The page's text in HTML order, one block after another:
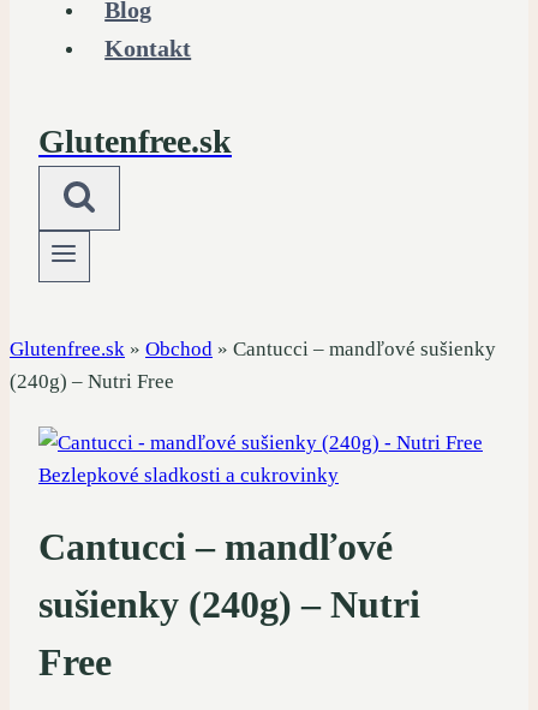
Blog
Kontakt
Glutenfree.sk
Glutenfree.sk » Obchod » Cantucci – mandľové sušienky
(240g) – Nutri Free
Bezlepkové sladkosti a cukrovinky
Cantucci – mandľové
sušienky (240g) – Nutri
Free